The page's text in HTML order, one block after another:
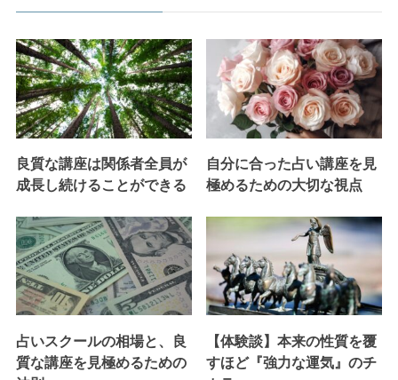
良質な講座は関係者全員が
成長し続けることができる
自分に合った占い講座を見
極めるための大切な視点
占いスクールの相場と、良
質な講座を見極めるための
【体験談】本来の性質を覆
すほど『強力な運気』のチ